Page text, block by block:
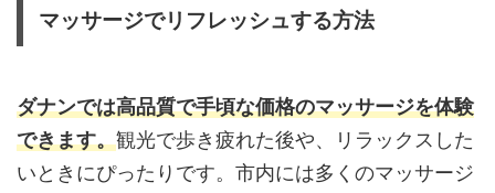
マッサージでリフレッシュする方法
ダナンでは高品質で手頃な価格のマッサージを体験
できます。観光で歩き疲れた後や、リラックスした
いときにぴったりです。市内には多くのマッサージ